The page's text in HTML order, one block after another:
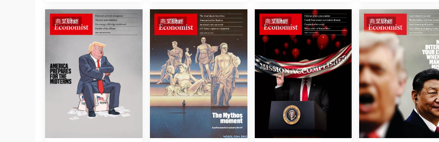
商業财經 商業财經 商業财經 商業财經